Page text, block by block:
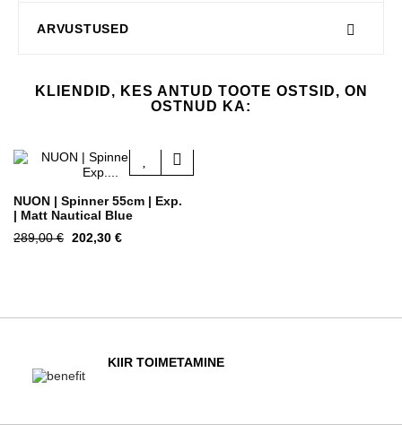
ARVUSTUSED
KLIENDID, KES ANTUD TOOTE OSTSID, ON
OSTNUD KA:
NUON | Spinner 55cm | Exp.
| Matt Nautical Blue
Tavahind
289,00 € Hind
202,30 €
KIIR TOIMETAMINE